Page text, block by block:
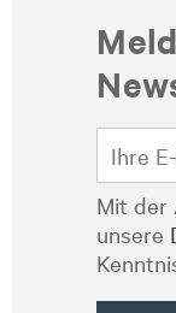
Mit der
unsere